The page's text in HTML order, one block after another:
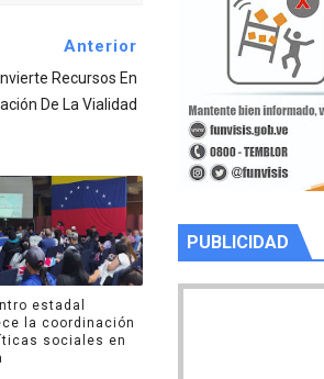
Anterior
Recursos En
De La Vialidad
estadal
la coordinación
sociales en
PUBLICIDAD